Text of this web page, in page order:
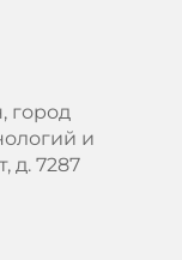
город
и
д. 7287